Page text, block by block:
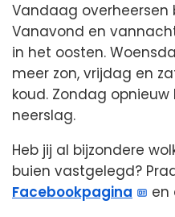
Vandaag overheersen
Vanavond en
in het oosten.
meer zon, vrijdag en
koud. Zondag opnieuw
neerslag.
Heb jij al bijzondere
buien vastgelegd?
Facebookpagina
en